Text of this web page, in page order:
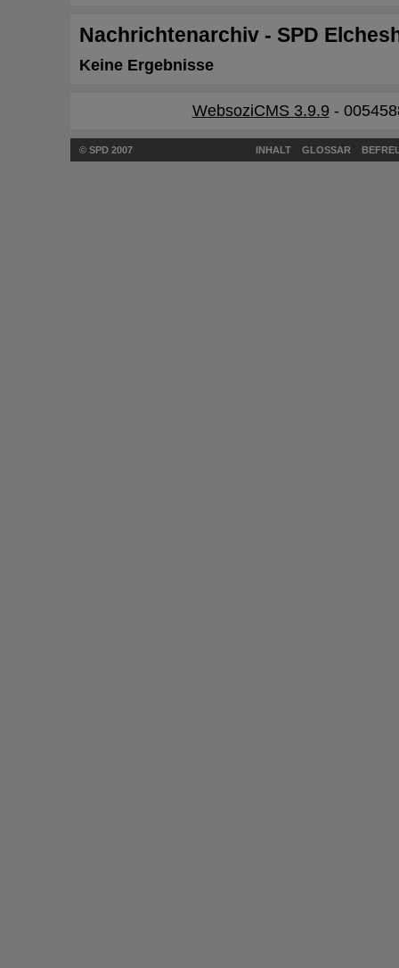
Nachrichtenarchiv - SPD
Keine Ergebnisse
WebsoziCMS 3.9.9 -
© SPD 2007 INHALT GLOSSAR